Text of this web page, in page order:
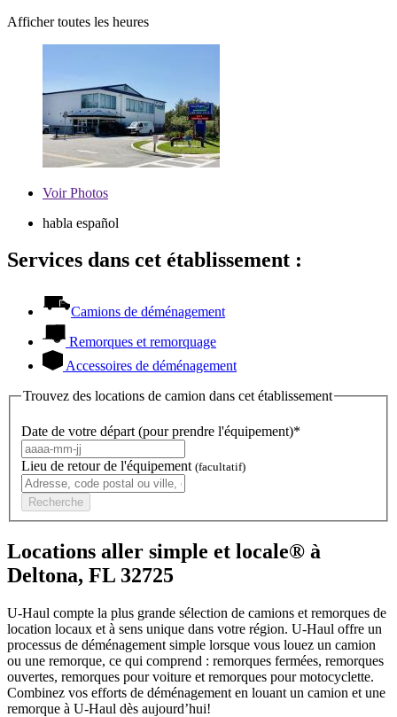
Afficher toutes les heures
VoirPhotos
habla español
Services dans cet établissement :
Camions de déménagement
Remorques et remorquage
Accessoires de déménagement
Trouvez des locations de camion dans cet établissement
Date de votre départ (pour prendre l'équipement)*
Lieu de retour de l'équipement (facultatif)
Recherche
Locations aller simple et locale® à
Deltona, FL 32725
U-Haul compte la plus grande sélection de camions et remorques de
location locaux et à sens unique dans votre région. U-Haul offre un
processus de déménagement simple lorsque vous louez un camion
ou une remorque, ce qui comprend : remorques fermées, remorques
ouvertes, remorques pour voiture et remorques pour motocyclette.
Combinez vos efforts de déménagement en louant un camion et une
remorque à U-Haul dès aujourd’hui!